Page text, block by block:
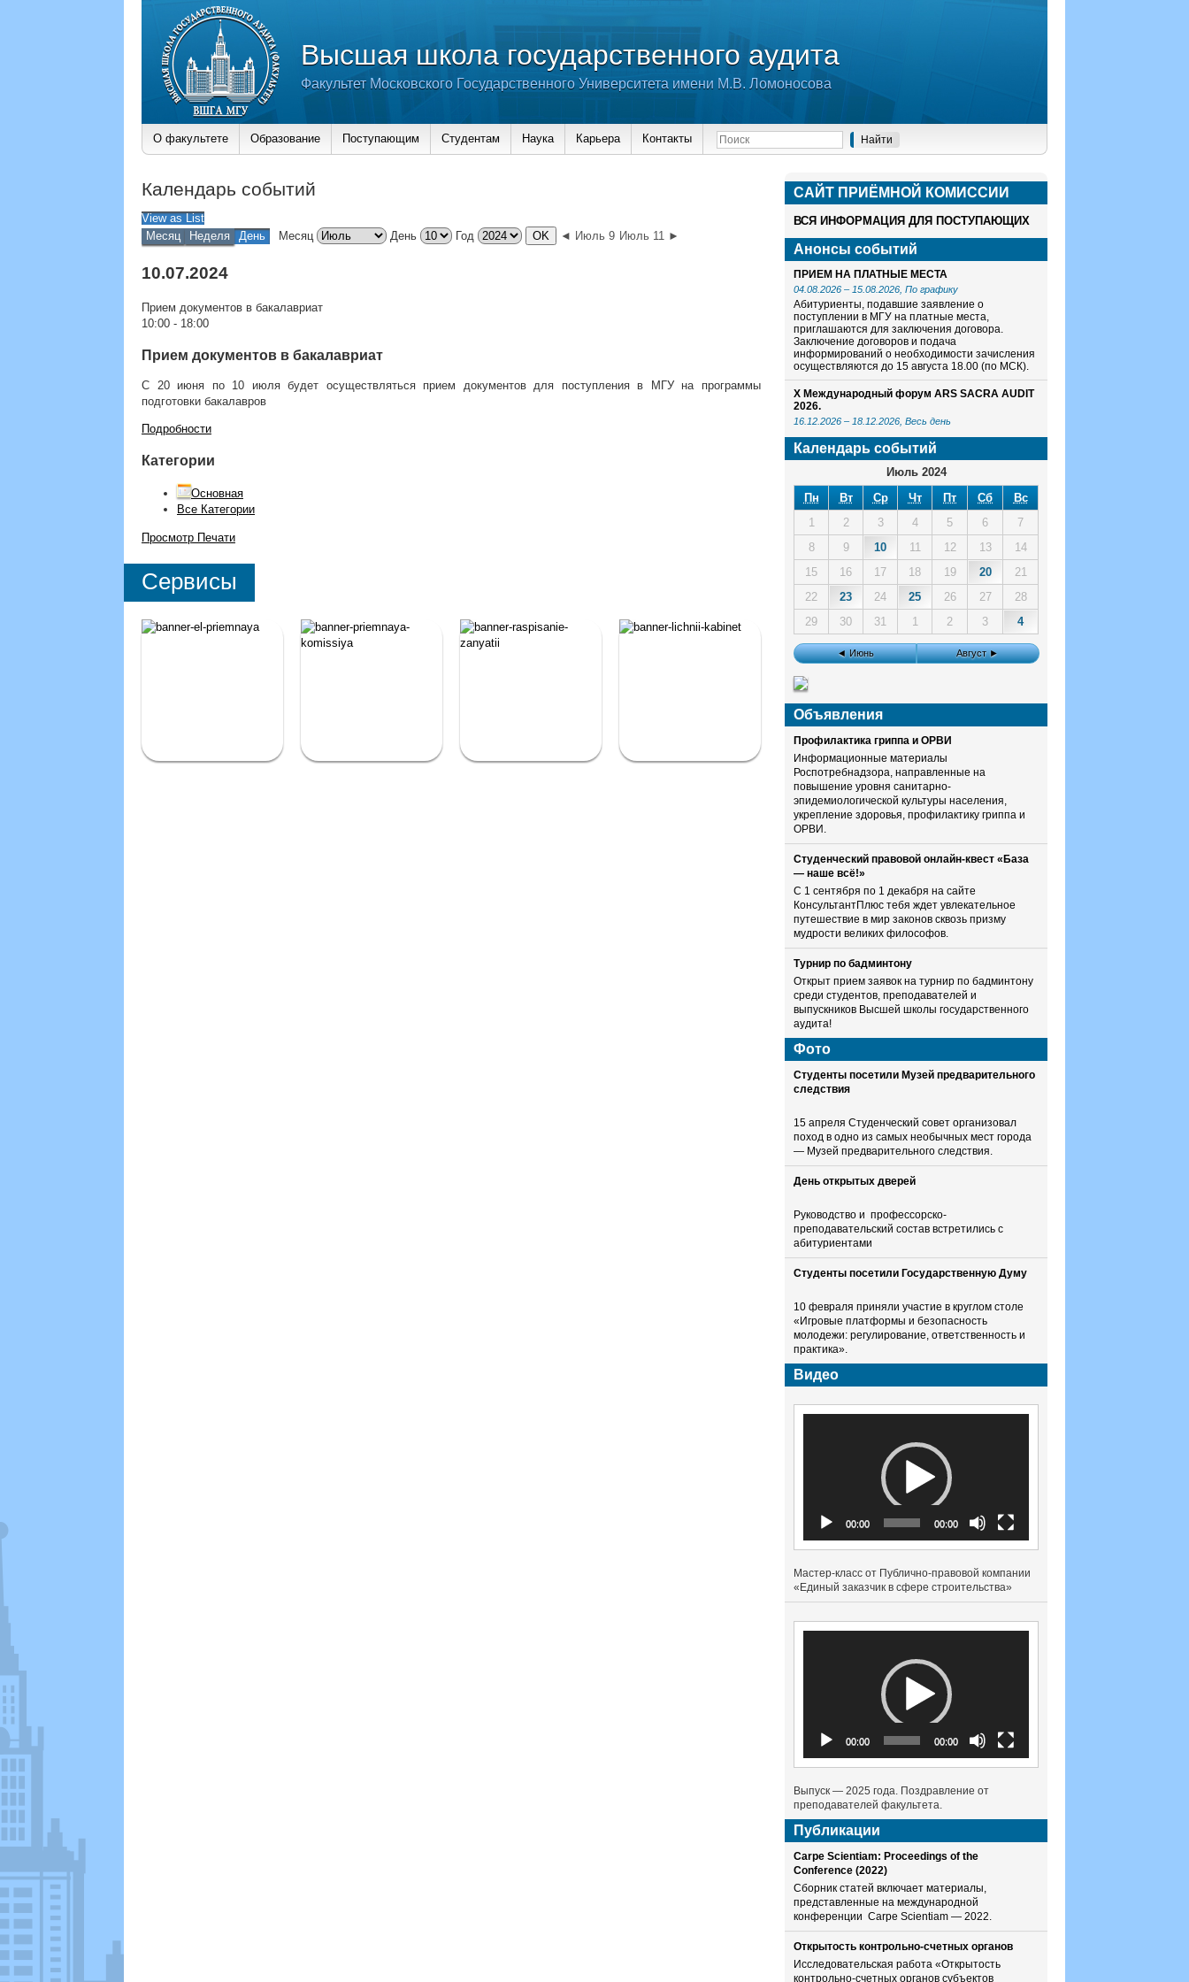
Высшая школа государственного аудита
Факультет Московского Государственного Университета имени М.В. Ломоносова
О факультете Образование Поступающим Студентам Наука Карьера Контакты
Календарь событий
View asList
Месяц
Неделя День Месяц День Год ◄ Июль 9 Июль 11 ►
10.07.2024
Прием документов в бакалавриат
10:00 - 18:00
Прием документов в бакалавриат
С 20 июня по 10 июля будет осуществляться прием документов для поступления в МГУ на программы
подготовки бакалавров
Подробности
Категории
Основная
Все Категории
Просмотр Печати
Сервисы
САЙТ ПРИЁМНОЙ КОМИСCИИ
ВСЯ ИНФОРМАЦИЯ ДЛЯ ПОСТУПАЮЩИХ
Анонсы событий
ПРИЕМ НА ПЛАТНЫЕ МЕСТА
04.08.2026 – 15.08.2026 , По графику
Абитуриенты, подавшие заявление о
поступлении в МГУ на платные места,
приглашаются для заключения договора.
Заключение договоров и подача
информирований о необходимости зачисления
осуществляются до 15 августа 18.00 (по МСК).
X Международный форум ARS SACRA AUDIT
2026.
16.12.2026 – 18.12.2026 , Весь день
Календарь событий
Июль 2024
Пн
Вт Ср Чт Пт Сб
Вс
1
2 3 4 5 6
7
8
9 10 11 12 13
14
15
16 17 18 19 20
21
22
23 24 25 26 27
28
29
30 31 1 2 3 4
◄ Июнь Август ►
Объявления
Профилактика гриппа и ОРВИ
Информационные материалы
Роспотребнадзора, направленные на
повышение уровня санитарно-
эпидемиологической культуры населения,
укрепление здоровья, профилактику гриппа и
ОРВИ.
Студенческий правовой онлайн-квест «База
— наше всё!»
С 1 сентября по 1 декабря на сайте
КонсультантПлюс тебя ждет увлекательное
путешествие в мир законов сквозь призму
мудрости великих философов.
Турнир по бадминтону
Открыт прием заявок на турнир по бадминтону
среди студентов, преподавателей и
выпускников Высшей школы государственного
аудита!
Фото
Студенты посетили Музей предварительного
следствия
15 апреля Студенческий совет организовал
поход в одно из самых необычных мест города
— Музей предварительного следствия.
День открытых дверей
Руководство и профессорско-
преподавательский состав встретились с
абитуриентами
Студенты посетили Государственную Думу
10 февраля приняли участие в круглом столе
«Игровые платформы и безопасность
молодежи: регулирование, ответственность и
практика».
Видео
00:00 00:00
Мастер-класс от Публично-правовой компании
«Единый заказчик в сфере строительства»
00:00 00:00
Выпуск — 2025 года. Поздравление от
преподавателей факультета.
Публикации
Carpe Scientiam: Proceedings of the
Conference (2022)
Сборник статей включает материалы,
представленные на международной
конференции Carpe Scientiam — 2022.
Открытость контрольно-счетных органов
Исследовательская работа «Открытость
контрольно-счетных органов субъектов